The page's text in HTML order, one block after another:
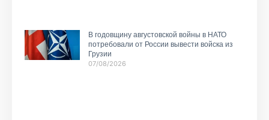
В годовщину августовской войны в НАТО
потребовали от России вывести войска из
Грузии
07/08/2026